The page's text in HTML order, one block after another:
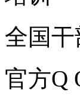
全国
官方Q